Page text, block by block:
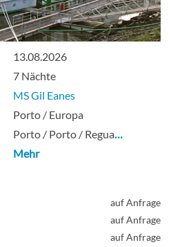
13.08.2026
7 Nächte
MS Gil Eanes
Porto / Europa
Porto / Porto / Regua…
Mehr
auf Anfrage
auf Anfrage
auf Anfrage